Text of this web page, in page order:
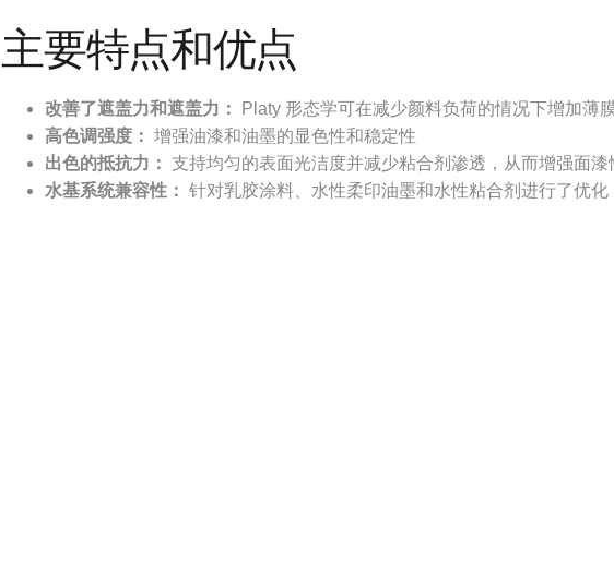
主要特点和优点
改善了遮盖力和遮盖力：
Platy 形态学可在减少颜料负荷的情况下增加薄
高色调强度： 增强油漆和油墨的显色性和稳定性
出色的抵抗力： 支持均匀的表面光洁度并减少粘合剂渗透，从而增强面漆
水基系统兼容性：针对乳胶涂料、水性柔印油墨和水性粘合剂进行了优化